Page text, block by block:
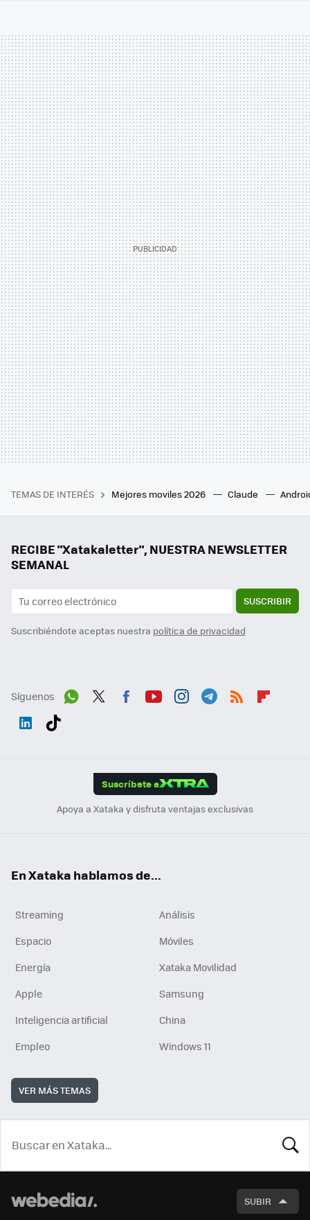
TEMAS DE INTERÉS Mejores moviles 2026 Claude
RECIBE "Xatakaletter", NUESTRA NEWSLETTER
SEMANAL
SUSCRIBIR
Suscribiéndote aceptas nuestra política de privacidad
Síguenos
Suscríbete a
Apoya a Xataka y disfruta ventajas exclusivas
En Xataka hablamos de...
Streaming
Análisis
Espacio
Móviles
Energía
Xataka Movilidad
Apple
Samsung
Inteligencia artificial
China
Empleo
Windows 11
VER MÁS TEMAS
SUBIR